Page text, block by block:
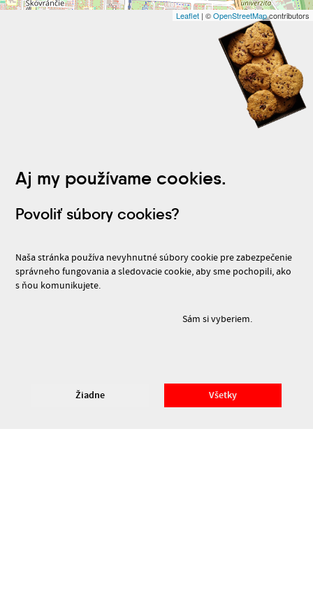
Leaflet | ©OpenStreetMapcontributors
Cookies a ich nastavenie
Aj my používame cookies.
Povoliť súbory cookies?
Naša stránka používa nevyhnutné súbory cookie pre zabezpečenie
správneho fungovania a sledovacie cookie, aby sme pochopili, ako
s ňou komunikujete.
Sám si vyberiem.
Žiadne Všetky